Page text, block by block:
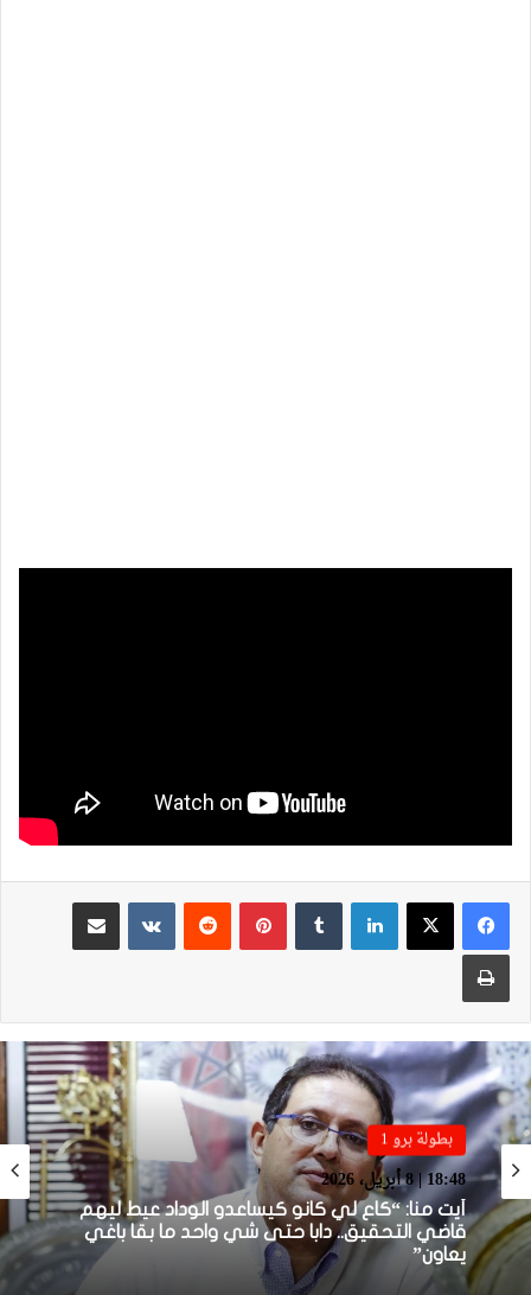
لينكدإن بينتيريست
مشاركة عبر البريد
طباعة
بطولة برو 1
18:48 | 8 أبريل، 2026
بطولة برو 1
22:23 | 6 أبريل، 2026
توالي النتائج السلبية يلاحق الوداد الرياضي بعد
تعادل جديد أمام الدفاع الحسني الجديدي